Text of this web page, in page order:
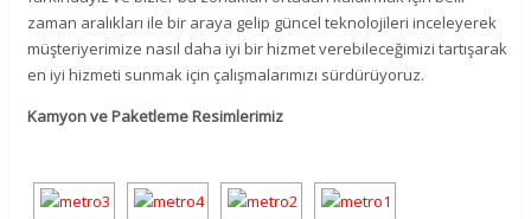
zaman aralıkları ile bir araya gelip güncel teknolojileri inceleyerek
müşteriyerimize nasıl daha iyi bir hizmet verebileceğimizi tartışarak
en iyi hizmeti sunmak için çalışmalarımızı sürdürüyoruz.
Kamyon ve Paketleme Resimlerimiz